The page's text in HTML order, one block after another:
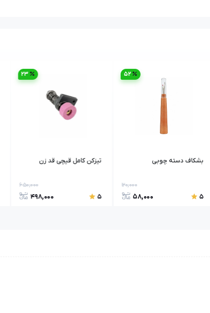
بشکاف دسته چوبی
5
120,000
58,000
52
تیزکن کامل قیچی قد زن
5
650,000
498,000
23